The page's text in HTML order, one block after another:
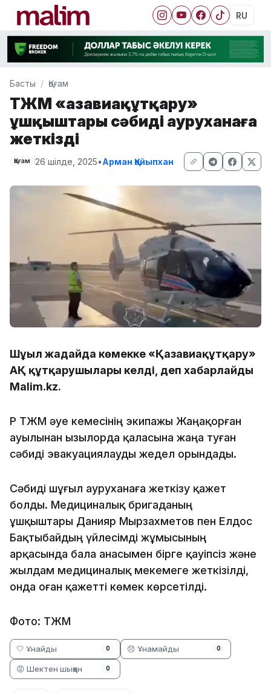
RU
Басты Қоғам
ТЖМ «Қазавиақұтқару»
ұшқыштары сәбиді ауруханаға
жеткізді
Қоғам 26 шілде, 2025•Арман Қайыпхан
Шұғыл жағдайда көмекке «Қазавиақұтқару»
АҚ құтқарушылары келді, деп хабарлайды
Malim.kz.
ҚР ТЖМ әуе кемесінің экипажы Жаңақорған
ауылынан Қызылорда қаласына жаңа туған
сәбиді эвакуациялауды жедел орындады.
Сәбиді шұғыл ауруханаға жеткізу қажет
болды. Медициналық бригаданың
ұшқыштары Данияр Мырзахметов пен Елдос
Бақтыбайдың үйлесімді жұмысының
арқасында бала анасымен бірге қауіпсіз және
жылдам медициналық мекемеге жеткізілді,
онда оған қажетті көмек көрсетілді.
Фото: ТЖМ
🤍 Ұнайды 0 😞 Ұнамайды 0
😡 Шектен шыққан 0